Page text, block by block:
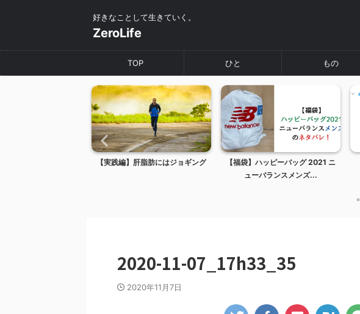
好きなことして生きていく。
ZeroLife
TOP ひと もの
【実践編】肝脂肪にはジョギング
【福袋】ハッピーバッグ 2021 ニ
ューバランスメンズ...
2020-11-07_17h33_35
2020年11月7日